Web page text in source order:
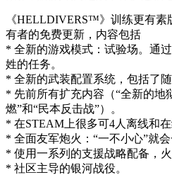
《HELLDIVERS™》训练更有
有者的免费更新，内容包括
* 全新的游戏模式：试验场。通
姓的任务。
* 全新的武装配置系统，包括了
* 先前所有扩充内容（“全新的地
燃”和“民本反击战”）。
* 在STEAM上很多可4人离线和在
* 全面友军炮火：“一不小心”就
* 使用一系列的支援战略配备，火
* 社区主导的银河战役。